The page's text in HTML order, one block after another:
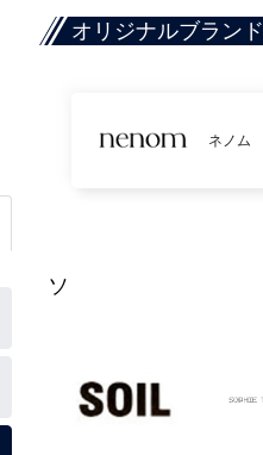
オリジナルブランド
ネノム
ソ